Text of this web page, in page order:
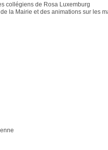
collégiens de Rosa Luxemburg
la Mairie et des animations sur les